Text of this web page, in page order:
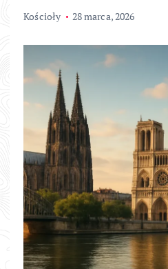
Kościoły 28 marca, 2026